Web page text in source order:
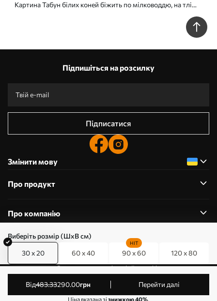
Виберіть розмір (ШхВ см)
30 x 20 60 x 40 90 x 60
HIT
120 x 80
від483.33290.00грн Перейти далі
Ціна вказана зізнижкою 40%.
Картина Табун білих коней біжить по мілководдю, на тлі
Підпишіться на розсилку
Підписатися
Змінити мову
Про продукт
Про компанію
0800357223
Редагування дозволів на файли cookie
© 2011-2026 Art-holst. Усі права захищені. Власник:
ТОВ “КЛЄВЄР”. Код ЄДРПОУ: 31780602.